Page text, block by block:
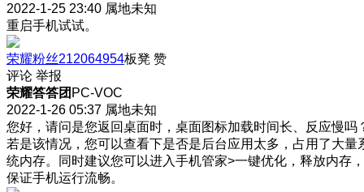
2022-1-25 23:40 属地未知
重启手机试试。
荣耀粉丝212064954板凳 赞
评论 举报
荣耀答答团 PC-VOC
2022-1-26 05:37 属地未知
您好，请问是您返回桌面时，桌面图标加载时间长、反应慢吗
若是该情况，您可以查看下是否是后台应用太多，占用了大量
统内存。同时建议您可以进入手机管家>一键优化，释放内存，
保证手机运行流畅。